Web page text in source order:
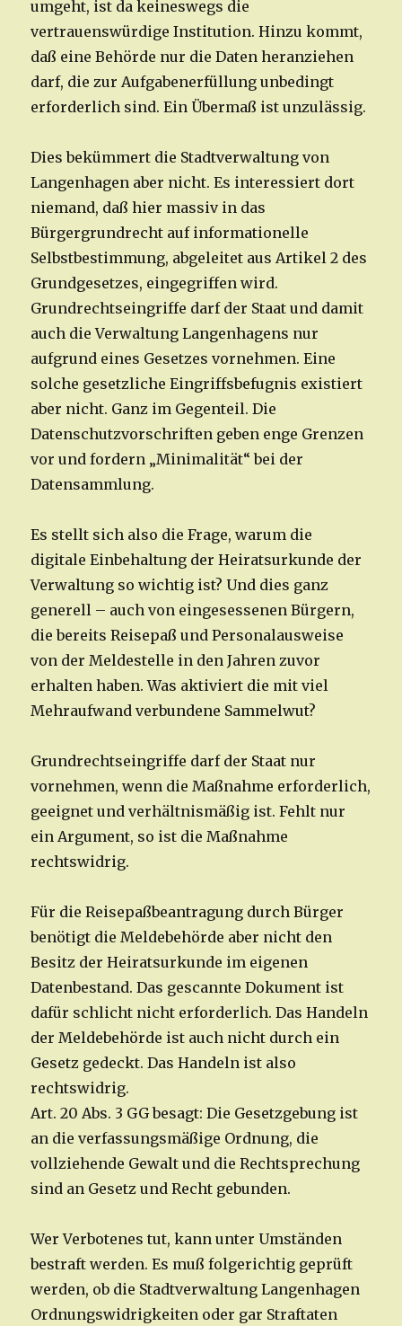
umgeht, ist da keineswegs die
vertrauenswürdige Institution. Hinzu kommt,
daß eine Behörde nur die Daten heranziehen
darf, die zur Aufgabenerfüllung unbedingt
erforderlich sind. Ein Übermaß ist unzulässig.
Dies bekümmert die Stadtverwaltung von
Langenhagen aber nicht. Es interessiert dort
niemand, daß hier massiv in das
Bürgergrundrecht auf informationelle
Selbstbestimmung, abgeleitet aus Artikel 2 des
Grundgesetzes, eingegriffen wird.
Grundrechtseingriffe darf der Staat und damit
auch die Verwaltung Langenhagens nur
aufgrund eines Gesetzes vornehmen. Eine
solche gesetzliche Eingriffsbefugnis existiert
aber nicht. Ganz im Gegenteil. Die
Datenschutzvorschriften geben enge Grenzen
vor und fordern „Minimalität“ bei der
Datensammlung.
Es stellt sich also die Frage, warum die
digitale Einbehaltung der Heiratsurkunde der
Verwaltung so wichtig ist? Und dies ganz
generell – auch von eingesessenen Bürgern,
die bereits Reisepaß und Personalausweise
von der Meldestelle in den Jahren zuvor
erhalten haben. Was aktiviert die mit viel
Mehraufwand verbundene Sammelwut?
Grundrechtseingriffe darf der Staat nur
vornehmen, wenn die Maßnahme erforderlich,
geeignet und verhältnismäßig ist. Fehlt nur
ein Argument, so ist die Maßnahme
rechtswidrig.
Für die Reisepaßbeantragung durch Bürger
benötigt die Meldebehörde aber nicht den
Besitz der Heiratsurkunde im eigenen
Datenbestand. Das gescannte Dokument ist
dafür schlicht nicht erforderlich. Das Handeln
der Meldebehörde ist auch nicht durch ein
Gesetz gedeckt. Das Handeln ist also
rechtswidrig.
Art. 20 Abs. 3 GG besagt: Die Gesetzgebung ist
an die verfassungsmäßige Ordnung, die
vollziehende Gewalt und die Rechtsprechung
sind an Gesetz und Recht gebunden.
Wer Verbotenes tut, kann unter Umständen
bestraft werden. Es muß folgerichtig geprüft
werden, ob die Stadtverwaltung Langenhagen
Ordnungswidrigkeiten oder gar Straftaten